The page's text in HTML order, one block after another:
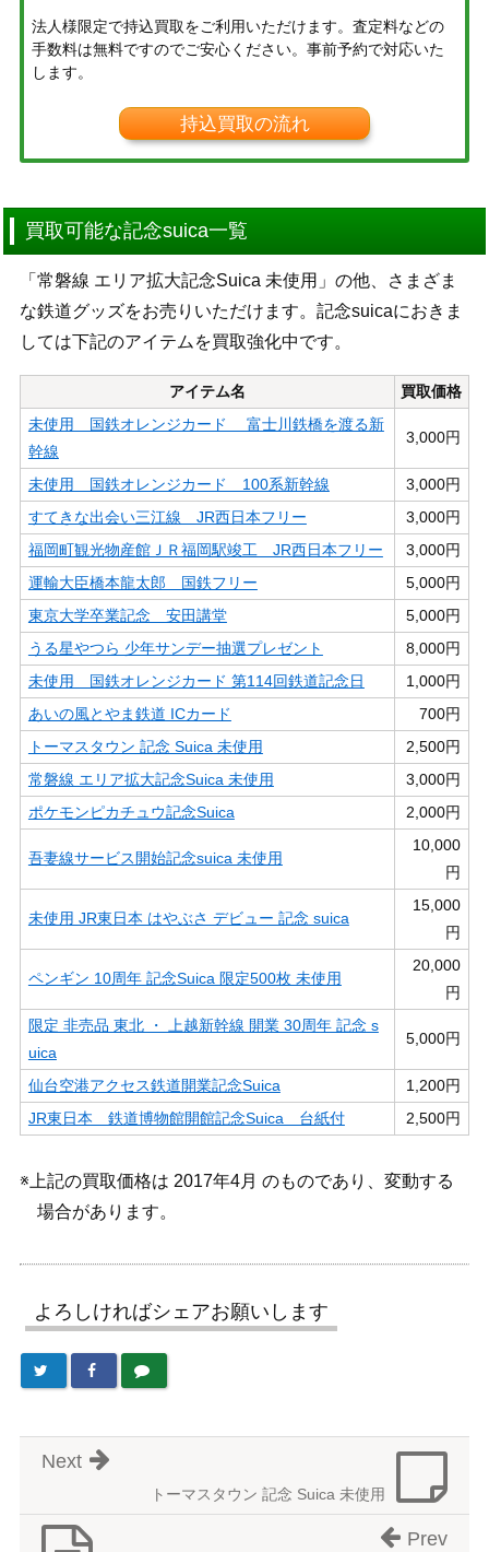
法人様限定で持込買取をご利用いただけます。査定料などの
手数料は無料ですのでご安心ください。事前予約で対応いた
します。
持込買取の流れ
買取可能な記念suica一覧
「常磐線 エリア拡大記念Suica 未使用」の他、さまざま
な鉄道グッズをお売りいただけます。記念suicaにおきま
しては下記のアイテムを買取強化中です。
アイテム名
買取価格
未使用 国鉄オレンジカード 富士川鉄橋を渡る新
幹線
3,000円
未使用 国鉄オレンジカード 100系新幹線
3,000円
すてきな出会い三江線 JR西日本フリー
3,000円
福岡町観光物産館ＪＲ福岡駅竣工 JR西日本フリー
3,000円
運輸大臣橋本龍太郎 国鉄フリー
5,000円
東京大学卒業記念 安田講堂
5,000円
うる星やつら 少年サンデー抽選プレゼント
8,000円
未使用 国鉄オレンジカード 第114回鉄道記念日
1,000円
あいの風とやま鉄道 ICカード
700円
トーマスタウン 記念 Suica 未使用
2,500円
常磐線 エリア拡大記念Suica 未使用
3,000円
ポケモンピカチュウ記念Suica
2,000円
吾妻線サービス開始記念suica 未使用
10,000
円
未使用 JR東日本 はやぶさ デビュー 記念 suica
15,000
円
ペンギン 10周年 記念Suica 限定500枚 未使用
20,000
円
限定 非売品 東北 ・ 上越新幹線 開業 30周年 記念 s
uica
5,000円
仙台空港アクセス鉄道開業記念Suica
1,200円
JR東日本 鉄道博物館開館記念Suica 台紙付
2,500円
※上記の買取価格は 2017年4月 のものであり、変動する
場合があります。
よろしければシェアお願いします
トーマスタウン 記念 Suica 未使用
Next
Prev